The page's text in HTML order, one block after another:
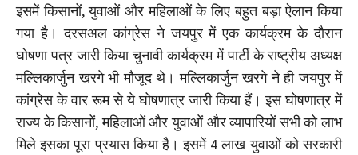
इसमें किसानों, युवाओं और महिलाओं के लिए बहुत बड़ा ऐलान किया
गया है। दरसअल कांग्रेस ने जयपुर में एक कार्यक्रम के दौरान
घोषणा पत्र जारी किया चुनावी कार्यक्रम में पार्टी के राष्ट्रीय अध्यक्ष
मल्लिकार्जुन खरगे भी मौजूद थे। मल्लिकार्जुन खरगे ने ही जयपुर में
कांग्रेस के वार रूम से ये घोषणात्र जारी किया हैं। इस घोषणात्र में
राज्य के किसानों, महिलाओं और युवाओं और व्यापारियों सभी को लाभ
मिले इसका पूरा प्रयास किया है। इसमें 4 लाख युवाओं को सरकारी